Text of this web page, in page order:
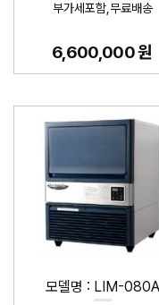
부가세포함,무료배송
6,600,000 원
모델명 : LIM-080A